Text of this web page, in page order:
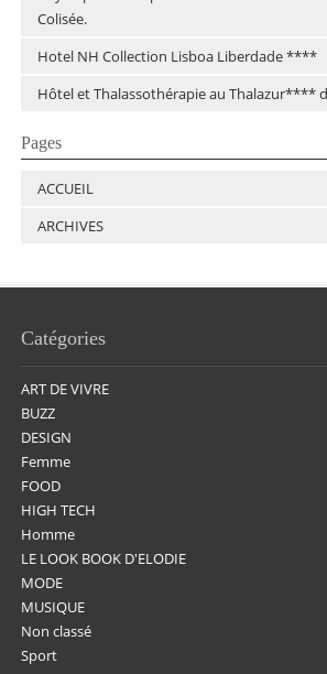
Colisée.
Hotel NH Collection Lisboa Liberdade ****
Hôtel et Thalassothérapie au Thalazur****
Pages
ACCUEIL
ARCHIVES
Catégories
ART DE VIVRE
BUZZ
DESIGN
Femme
FOOD
HIGH TECH
Homme
LE LOOK BOOK D'ELODIE
MODE
MUSIQUE
Non classé
Sport